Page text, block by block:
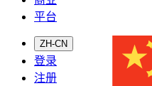
平台
ZH-CN
登录
注册